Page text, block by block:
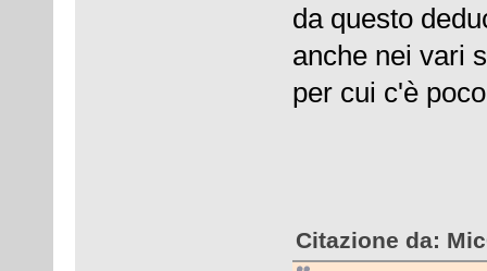
da questo
anche nei vari
per cui c'è
Citazione da: